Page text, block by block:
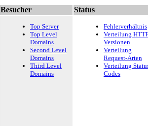
Besucher Status
Top Server
Top Level
Domains
Second Level
Domains
Third Level
Domains
Fehlerverhältnis
Verteilung
Versionen
Verteilung
Request-Arten
Verteilung
Codes